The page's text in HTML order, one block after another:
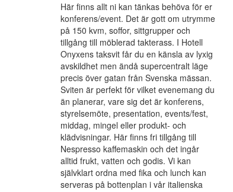
Här finns allt ni kan tänkas behöva för er
konferens/event. Det är gott om utrymme
på 150 kvm, soffor, sittgrupper och
tillgång till möblerad takterass. I Hotell
Onyxens taksvit får du en känsla av lyxig
avskildhet men ändå supercentralt läge
precis över gatan från Svenska mässan.
Sviten är perfekt för vilket evenemang du
än planerar, vare sig det är konferens,
styrelsemöte, presentation, events/fest,
middag, mingel eller produkt- och
klädvisningar. Här finns fri tillgång till
Nespresso kaffemaskin och det ingår
alltid frukt, vatten och godis. Vi kan
självklart ordna med fika och lunch kan
serveras på bottenplan i vår italienska